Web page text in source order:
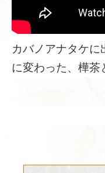
カバノアナタケ
に変わった、樺茶